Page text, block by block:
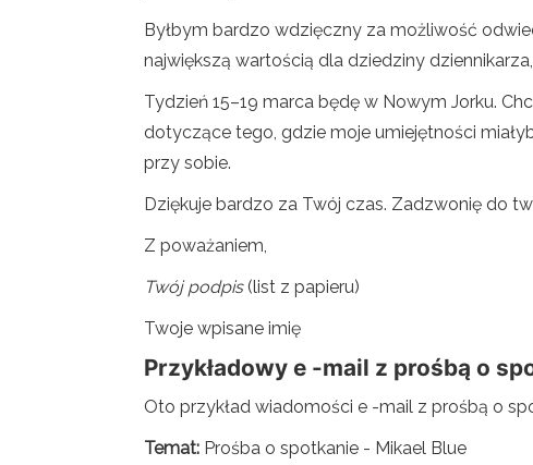
Byłbym bardzo wdzięczny za możliwość
największą wartością dla dziedziny
Tydzień 15–19 marca będę w Nowym Jorku.
dotyczące tego, gdzie moje umiejętności
przy sobie.
Dziękuje bardzo za Twój czas. Zadzwonię do
Z poważaniem,
Twój podpis(list z papieru)
Twoje wpisane imię
Przykładowy e -mail z prośbą o
Oto przykład wiadomości e -mail z prośbą o
Temat: Prośba o spotkanie - Mikael Blue